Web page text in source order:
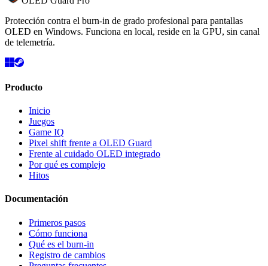
Protección contra el burn-in de grado profesional para pantallas
OLED en Windows. Funciona en local, reside en la GPU, sin canal
de telemetría.
Producto
Inicio
Juegos
Game IQ
Pixel shift frente a OLED Guard
Frente al cuidado OLED integrado
Por qué es complejo
Hitos
Documentación
Primeros pasos
Cómo funciona
Qué es el burn-in
Registro de cambios